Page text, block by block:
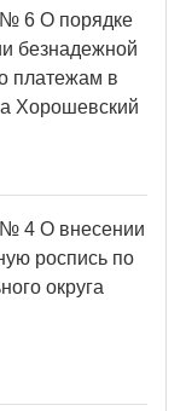
№ 6 О порядке
безнадежной
платежам в
Хорошевский
№ 4 О внесении
роспись по
округа